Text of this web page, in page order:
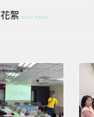
絮 Event Photos